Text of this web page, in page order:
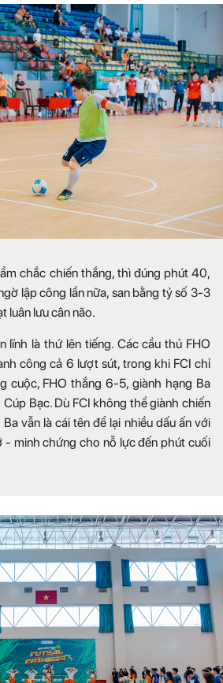
chắc chiến thắng, thì đúng phút 40,
lập công lần nữa, san bằng tỷ số 3-3
luân lưu cân não.
lĩnh là thứ lên tiếng. Các cầu thủ FHO
công cả 6 lượt sút, trong khi FCI chỉ
cuộc, FHO thắng 6-5, giành hạng Ba
Bạc. Dù FCI không thể giành chiến
vẫn là cái tên để lại nhiều dấu ấn với
minh chứng cho nỗ lực đến phút cuối